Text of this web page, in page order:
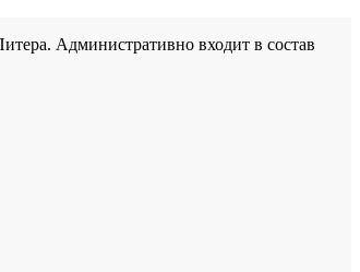
Административно входит в состав